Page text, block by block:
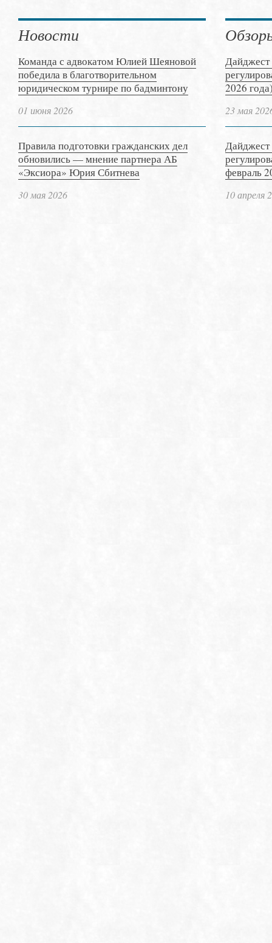
Новости
Команда с адвокатом Юлией Шеяновой
победила в благотворительном
юридическом турнире по бадминтону
01 июня 2026
Правила подготовки гражданских дел
обновились — мнение партнера АБ
«Эксиора» Юрия Сбитнева
30 мая 2026
Дайджест
2026
23 мая
Дайджест
февраль
10 апреля